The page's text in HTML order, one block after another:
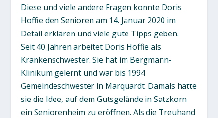
Diese und viele andere Fragen konnte Doris
Hoffie den Senioren am 14. Januar 2020 im
Detail erklären und viele gute Tipps geben.
Seit 40 Jahren arbeitet Doris Hoffie als
Krankenschwester. Sie hat im Bergmann-
Klinikum gelernt und war bis 1994
Gemeindeschwester in Marquardt. Damals hatte
sie die Idee, auf dem Gutsgelände in Satzkorn
ein Seniorenheim zu eröffnen. Als die Treuhand